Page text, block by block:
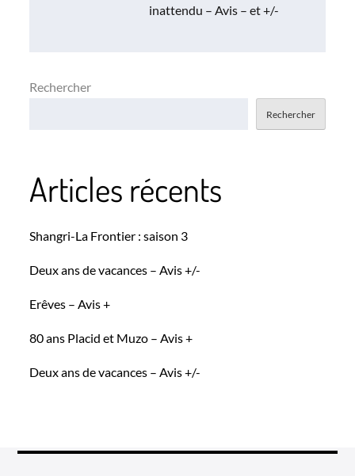
inattendu – Avis – et +/-
Rechercher
Rechercher
Articles récents
Shangri-La Frontier : saison 3
Deux ans de vacances – Avis +/-
Erêves – Avis +
80 ans Placid et Muzo – Avis +
Deux ans de vacances – Avis +/-